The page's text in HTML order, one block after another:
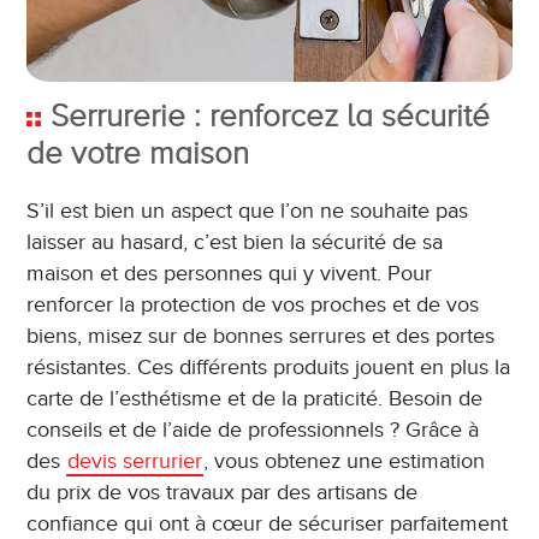
Serrurerie : renforcez la sécurité
de votre maison
S’il est bien un aspect que l’on ne souhaite pas
laisser au hasard, c’est bien la sécurité de sa
maison et des personnes qui y vivent. Pour
renforcer la protection de vos proches et de vos
biens, misez sur de bonnes serrures et des portes
résistantes. Ces différents produits jouent en plus la
carte de l’esthétisme et de la praticité. Besoin de
conseils et de l’aide de professionnels ? Grâce à
des devis serrurier, vous obtenez une estimation
du prix de vos travaux par des artisans de
confiance qui ont à cœur de sécuriser parfaitement